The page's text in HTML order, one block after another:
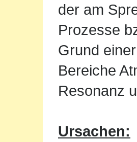
der am
Prozesse
Grund
Bereiche
Resonanz
Ursachen: